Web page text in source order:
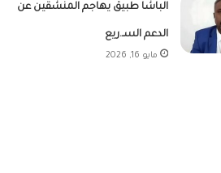
الباشا طبيق يهاجم المنشقين عن
الدعم السـ.ريع
مايو 16, 2026